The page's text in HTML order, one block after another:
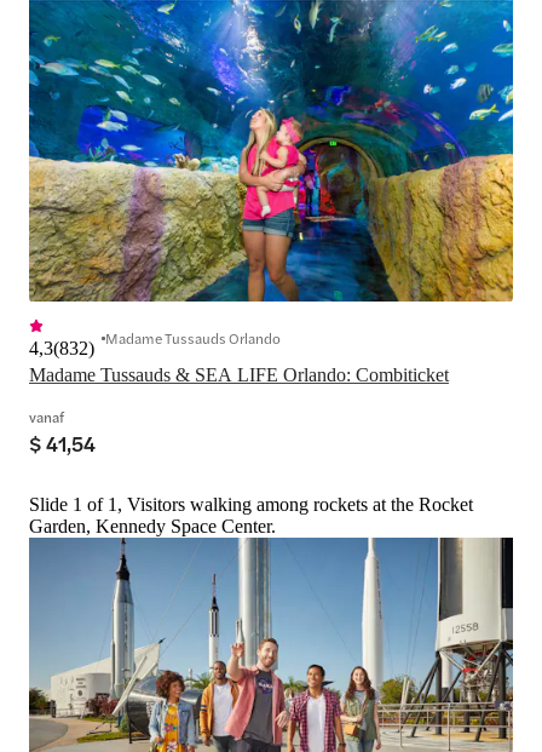
Madame Tussauds & SEA LIFE Orlando: Combiticket
4,3(832) Madame Tussauds Orlando
vanaf
$ 41,54
Slide 1 of 1, Visitors walking among rockets at the Rocket
Garden, Kennedy Space Center.